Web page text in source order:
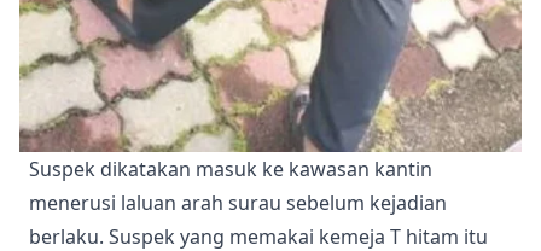
Suspek dikatakan masuk ke kawasan kantin
menerusi laluan arah surau sebelum kejadian
berlaku. Suspek yang memakai kemeja T hitam itu